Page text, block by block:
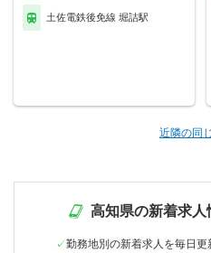
土佐電鉄後免線 堀詰駅
近隣の同
高知県の新着求
勤務地別の新着求人を毎日更